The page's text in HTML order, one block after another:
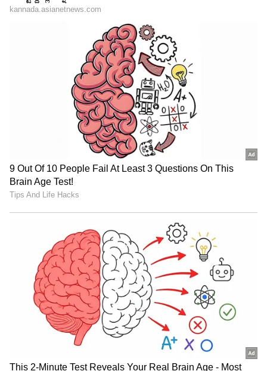
'ಕೃಷ್ಣಂ ಪ್ರಣಯ ಸಖಿ'- ಗಣೇಶ್-ಶ್ರೀನಿವಾಸರಾಜು
ಕಾಂಬಿನೇಷನ್‌
'ಕೃಷ್ಣಂ ಪ್ರಣಯ ಸಖಿ' ಚಿತ್ರದ ಭರ್ಜರಿ ಯಶಸ್ಸಿನ ಬಳಿಕ
ಗಣೇಶ್ ಹಾಗೂ ನಿರ್ದೇಶಕ ಶ್ರೀನಿವಾಸರಾಜು ಜೋಡಿಯ
ಮೂಲಕ ಮೂಡಿಬರುತ್ತಿರುವ 'ಬೃಂದಾ ವಿಹಾರಿ' ಚಿತ್ರವು ಇದೇ
ಅಕ್ಟೋಬರ್‌ 16ರಂದು ವಿಶ್ವದಾದ್ಯಂತ ತೆರೆಗೆ ಬರಲು ಸಜ್ಜಾಗಿದೆ.
ವಿರಾಟ್ ಸಾಯಿ ಕ್ರಿಯೇಷನ್ಸ್ ಅರ್ಪಿಸುವ ಈ ಬಿಗ್ ಬಜೆಟ್
ಚಿತ್ರವನ್ನು ನಿರ್ಮಾಪಕ ಸಮೃದ್ಧಿ ವಿ. ಮಂಜುನಾಥ್ ಅತ್ಯಂತ
ಅದ್ದೂರಿಯಾಗಿ ನಿರ್ಮಾಣ ಮಾಡಿದ್ದಾರೆ. ʻಬೃಂದಾ ವಿಹಾರಿʼ
ಕೂಡ ಪಕ್ಕಾ ರೊಮ್ಯಾಂಟಿಕ್ ಫ್ಯಾಮಿಲಿ ಜಾನರ್‌ ಚಿತ್ರವಾಗಿದ್ದು,
ಶೇ.50 ರಿಂದ ಶೇ.18 ಕ್ಕೆ TAX ಇಳಿಕೆ: ಮೋದಿ-
ಟ್ರಂಪ್ ಐತಿಹಾಸಿಕ ಒಪ್ಪಂದ | India US
Trade Deal | Party Rounds